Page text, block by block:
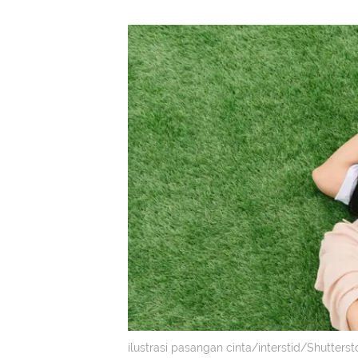
ilustrasi pasangan cinta/interstid/